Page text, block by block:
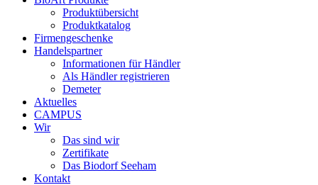
Produktübersicht
Produktkatalog
Firmengeschenke
Handelspartner
Informationen für Händler
Als Händler registrieren
Demeter
Aktuelles
CAMPUS
Wir
Das sind wir
Zertifikate
Das Biodorf Seeham
Kontakt